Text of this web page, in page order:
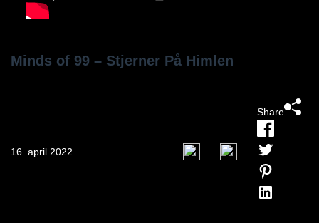
Minds of 99 – Stjerner På Himlen
16. april 2022
Share